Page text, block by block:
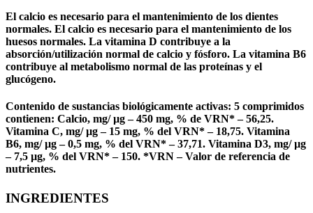
El calcio es necesario para el mantenimiento de los dientes
normales. El calcio es necesario para el mantenimiento de los
huesos normales. La vitamina D contribuye a la
absorción/utilización normal de calcio y fósforo. La vitamina B6
contribuye al metabolismo normal de las proteínas y el
glucógeno.
Contenido de sustancias biológicamente activas: 5 comprimidos
contienen: Calcio, mg/ µg – 450 mg, % de VRN* – 56,25.
Vitamina C, mg/ µg – 15 mg, % del VRN* – 18,75. Vitamina
B6, mg/ µg – 0,5 mg, % del VRN* – 37,71. Vitamina D3, mg/ µg
– 7,5 µg, % del VRN* – 150. *VRN – Valor de referencia de
nutrientes.
INGREDIENTES